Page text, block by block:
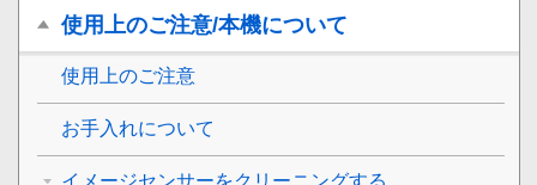
使用上のご注意/本機について
使用上のご注意
お手入れについて
イメージセンサーをクリーニングする